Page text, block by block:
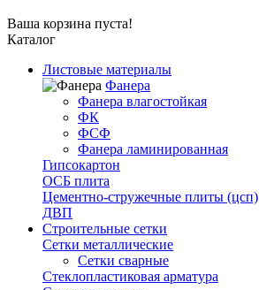
Ваша корзина пуста!
Каталог
Листовые материалы
Фанера
Фанера влагостойкая
ФК
ФСФ
Фанера ламинированная
Гипсокартон
ОСБ плита
Цементно-стружечные плиты (цсп)
ДВП
Строительные сетки
Сетки металлические
Сетки сварные
Стеклопластиковая арматура